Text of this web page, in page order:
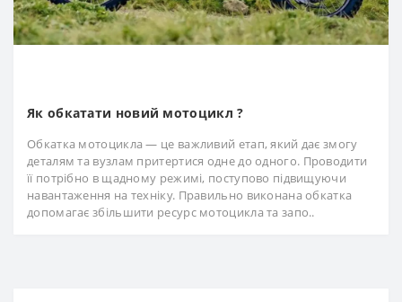
Як обкатати новий мотоцикл ?
Обкатка мотоцикла — це важливий етап, який дає змогу
деталям та вузлам притертися одне до одного. Проводити
її потрібно в щадному режимі, поступово підвищуючи
навантаження на техніку. Правильно виконана обкатка
допомагає збільшити ресурс мотоцикла та запо..